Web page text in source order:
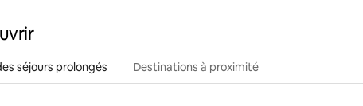
séjours prolongés Destinations à proximité